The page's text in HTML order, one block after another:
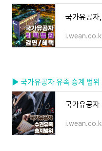
▶ 국가유공자 유족 승계 범위